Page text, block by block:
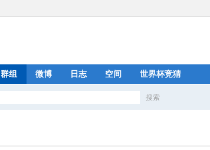
群组 微博 日志 空间 世界杯竞猜
搜索